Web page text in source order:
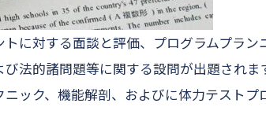
に対する面談と評価、プログラムプラン
法的諸問題等に関する設問が出題されま
ック、機能解剖、およびに体力テストプ